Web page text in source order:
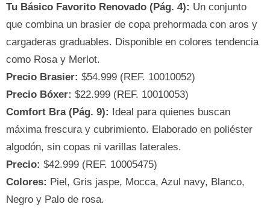
Tu Básico Favorito Renovado (Pág. 4): Un conjunto
que combina un brasier de copa prehormada con aros y
cargaderas graduables. Disponible en colores tendencia
como Rosa y Merlot.
Precio Brasier: $54.999 (REF. 10010052)
Precio Bóxer: $22.999 (REF. 10010053)
Comfort Bra (Pág. 9): Ideal para quienes buscan
máxima frescura y cubrimiento. Elaborado en poliéster
algodón, sin copas ni varillas laterales.
Precio: $42.999 (REF. 10005475)
Colores: Piel, Gris jaspe, Mocca, Azul navy, Blanco,
Negro y Palo de rosa.